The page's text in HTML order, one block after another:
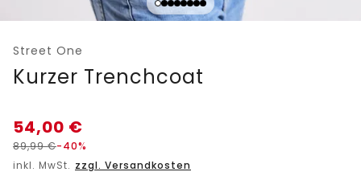
Street One
Kurzer Trenchcoat
54,00 €
89,99€-40%
inkl. MwSt. zzgl. Versandkosten